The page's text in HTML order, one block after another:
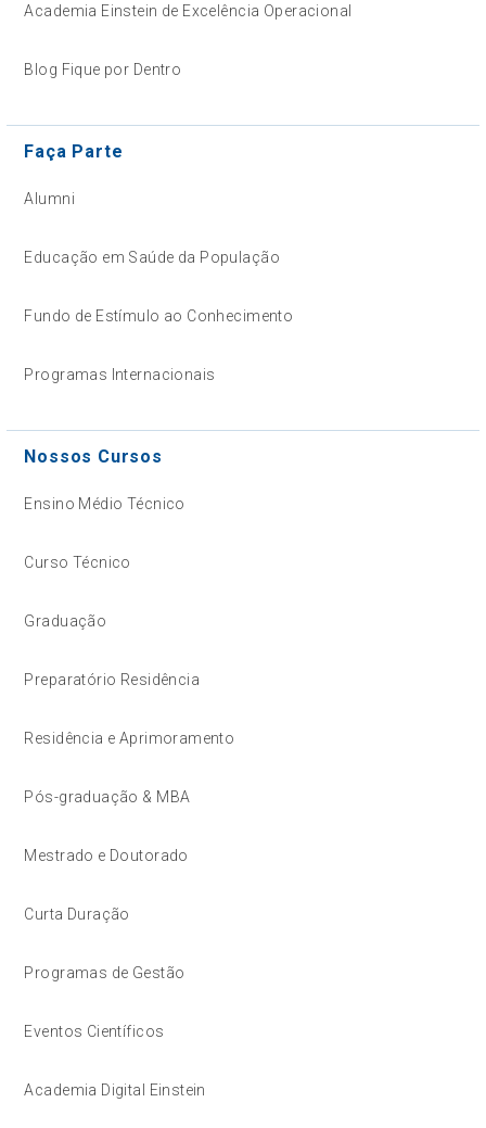
Academia Einstein de Excelência Operacional
Blog Fique por Dentro
Faça Parte
Alumni
Educação em Saúde da População
Fundo de Estímulo ao Conhecimento
Programas Internacionais
Nossos Cursos
Ensino Médio Técnico
Curso Técnico
Graduação
Preparatório Residência
Residência e Aprimoramento
Pós-graduação & MBA
Mestrado e Doutorado
Curta Duração
Programas de Gestão
Eventos Científicos
Academia Digital Einstein